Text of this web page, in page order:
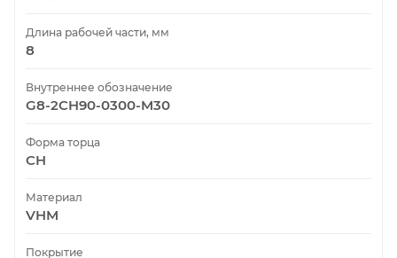
Длина рабочей части, мм
8
Внутреннее обозначение
G8-2CH90-0300-M30
Форма торца
CH
Материал
VHM
Покрытие